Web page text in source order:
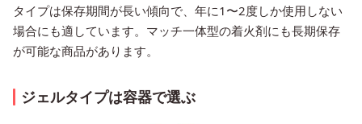
タイプは保存期間が長い傾向で、年に1〜2度しか使用しない
場合にも適しています。マッチ一体型の着火剤にも長期保存
が可能な商品があります。
ジェルタイプは容器で選ぶ